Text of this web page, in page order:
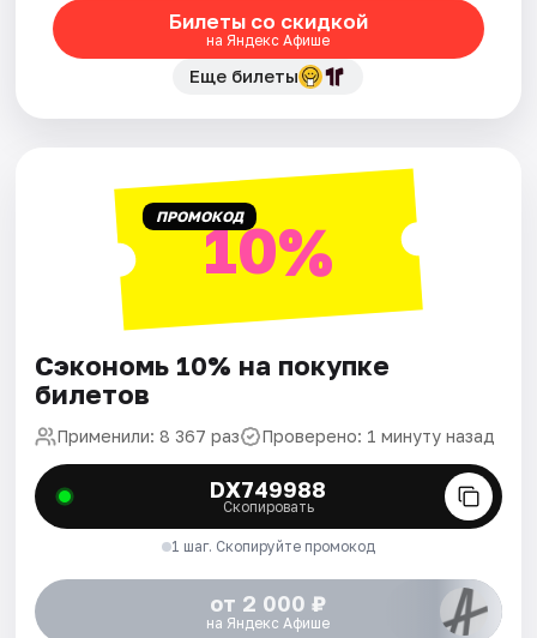
Билеты со скидкой
на Яндекс Афише
Еще билеты
ПРОМОКОД10%
Сэкономь 10% на покупке
билетов
Применили: 8 367 раз Проверено: 1 минуту назад
DX749988
Скопировать
1 шаг. Скопируйте промокод
от 2 000 ₽
на Яндекс Афише